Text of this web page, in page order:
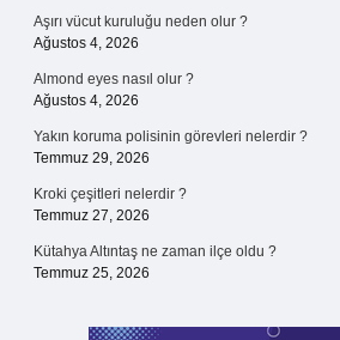
Aşırı vücut kuruluğu neden olur ?
Ağustos 4, 2026
Almond eyes nasıl olur ?
Ağustos 4, 2026
Yakın koruma polisinin görevleri nelerdir ?
Temmuz 29, 2026
Kroki çeşitleri nelerdir ?
Temmuz 27, 2026
Kütahya Altıntaş ne zaman ilçe oldu ?
Temmuz 25, 2026